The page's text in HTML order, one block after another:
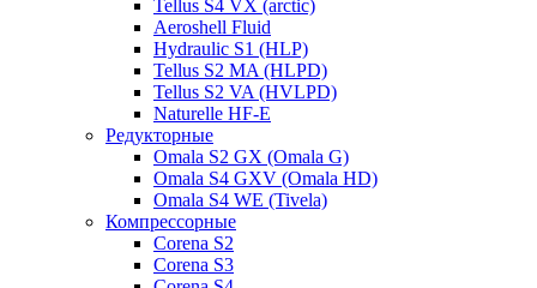
Tellus S4 VX (arctic)
Aeroshell Fluid
Hydraulic S1 (HLP)
Tellus S2 MA (HLPD)
Tellus S2 VA (HVLPD)
Naturelle HF-E
Редукторные
Omala S2 GX (Omala G)
Omala S4 GXV (Omala HD)
Omala S4 WE (Tivela)
Компрессорные
Corena S2
Corena S3